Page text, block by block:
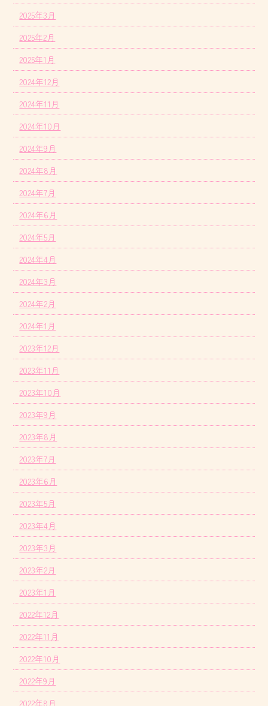
2025年3月
2025年2月
2025年1月
2024年12月
2024年11月
2024年10月
2024年9月
2024年8月
2024年7月
2024年6月
2024年5月
2024年4月
2024年3月
2024年2月
2024年1月
2023年12月
2023年11月
2023年10月
2023年9月
2023年8月
2023年7月
2023年6月
2023年5月
2023年4月
2023年3月
2023年2月
2023年1月
2022年12月
2022年11月
2022年10月
2022年9月
2022年8月